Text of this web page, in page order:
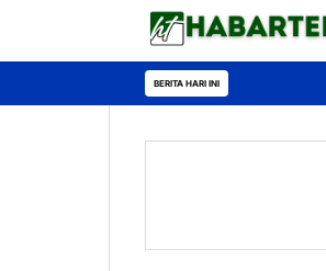
BERITA HARI INI